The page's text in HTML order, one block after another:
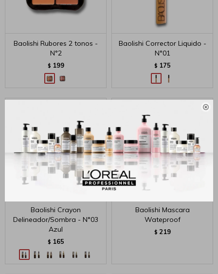

Baolishi Rubores 2 tonos -
N°2
$ 199
Baolishi Corrector Liquido -
N°01
$ 175
Baolishi Crayon
Delineador/Sombra - N°03
Azul
$ 165
Baolishi Mascara
Wateproof
$ 219